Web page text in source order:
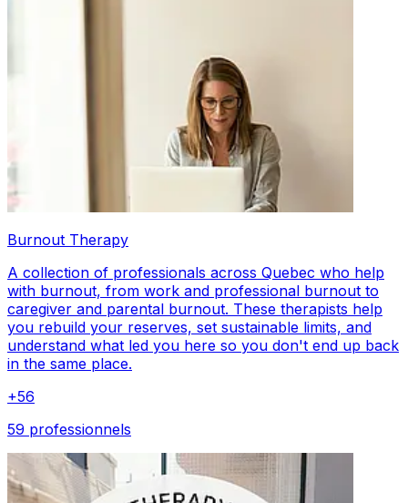
Burnout Therapy
A collection of professionals across Quebec who help
with burnout, from work and professional burnout to
caregiver and parental burnout. These therapists help
you rebuild your reserves, set sustainable limits, and
understand what led you here so you don't end up back
in the same place.
+56
59 professionnels